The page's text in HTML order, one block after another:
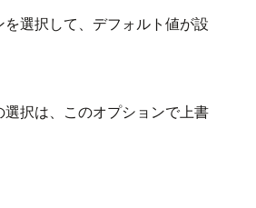
選択して、デフォルト値が設
択は、このオプションで上書